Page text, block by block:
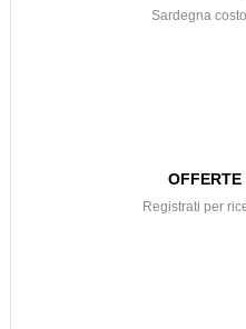
Sardegna
OFFERTE
Registrati per